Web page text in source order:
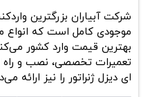
شرکت آبیاران بزرگترین
موجودی کامل است که انواع
بهترین قیمت وارد کشور
تعمیرات تخصصی، نصب و راه
ای دیزل ژنراتور را نیز ارائه